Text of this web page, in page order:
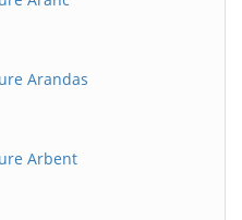
Arandas
Arbent